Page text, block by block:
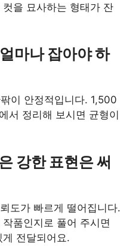
을 묘사하는 형태가 잔
마나 잡아야 하
이 안정적입니다. 1,500
서 정리해 보시면 균형이
강한 표현은 써
도가 빠르게 떨어집니다.
품인지로 풀어 주시면
전달되어요.